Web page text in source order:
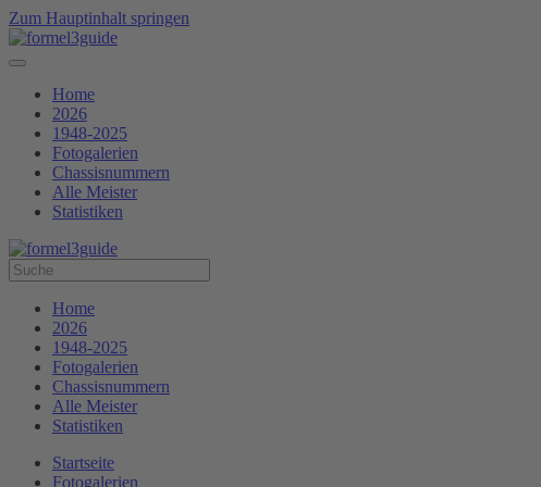
Zum Hauptinhalt springen
Home
2026
1948-2025
Fotogalerien
Chassisnummern
Alle Meister
Statistiken
Home
2026
1948-2025
Fotogalerien
Chassisnummern
Alle Meister
Statistiken
Startseite
Fotogalerien